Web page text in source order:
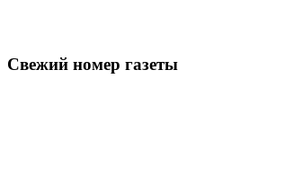
Свежий номер газеты